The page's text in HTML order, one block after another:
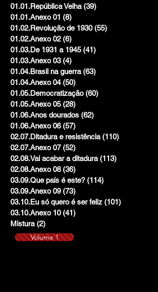
01.01.República Velha (39)
01.01.Anexo 01 (8)
01.02.Revolução de 1930 (55)
01.02.Anexo 02 (6)
01.03.De 1931 a 1945 (41)
01.03.Anexo 03 (4)
01.04.Brasil na guerra (63)
01.04.Anexo 04 (50)
01.05.Democratização (60)
01.05.Anexo 05 (28)
01.06.Anos dourados (62)
01.06.Anexo 06 (57)
02.07.Ditadura e resistência (110)
02.07.Anexo 07 (52)
02.08.Vai acabar a ditadura (113)
02.08.Anexo 08 (36)
03.09.Que país é este? (114)
03.09.Anexo 09 (73)
03.10.Eu só quero é ser feliz (101)
03.10.Anexo 10 (41)
Mistura (2)
Volume 1